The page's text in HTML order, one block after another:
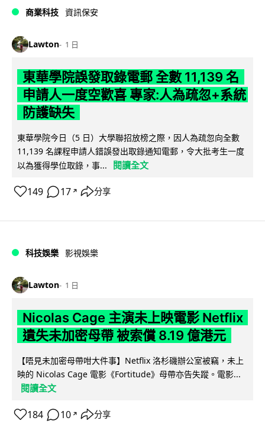
商業科技 資訊保安
Lawton 1 日
東華學院誤發取錄電郵 全數 11,139 名
申請人一度空歡喜 專家:人為疏忽+系統
防護缺失
東華學院今日（5 日）大學聯招放榜之際，因人為疏忽向全數
11,139 名課程申請人錯誤發出取錄通知電郵，令大批考生一度
以為獲得學位取錄，事...
閱讀全文
149 17 ↗ 分享
科技娛樂 影視娛樂
Lawton 1 日
Nicolas Cage 主演未上映電影 Netflix
遺失未加密母帶 被索償 8.19 億港元
【唔見未加密母帶咁大件事】Netflix 洛杉磯辦公室被竊，未上
映的 Nicolas Cage 電影《Fortitude》母帶亦告失蹤。電影...
閱讀全文
184 10 ↗ 分享